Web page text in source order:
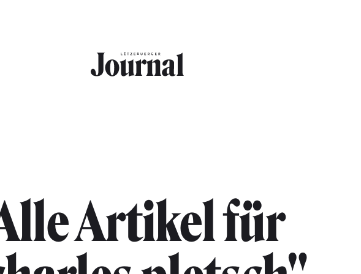
Artikel für